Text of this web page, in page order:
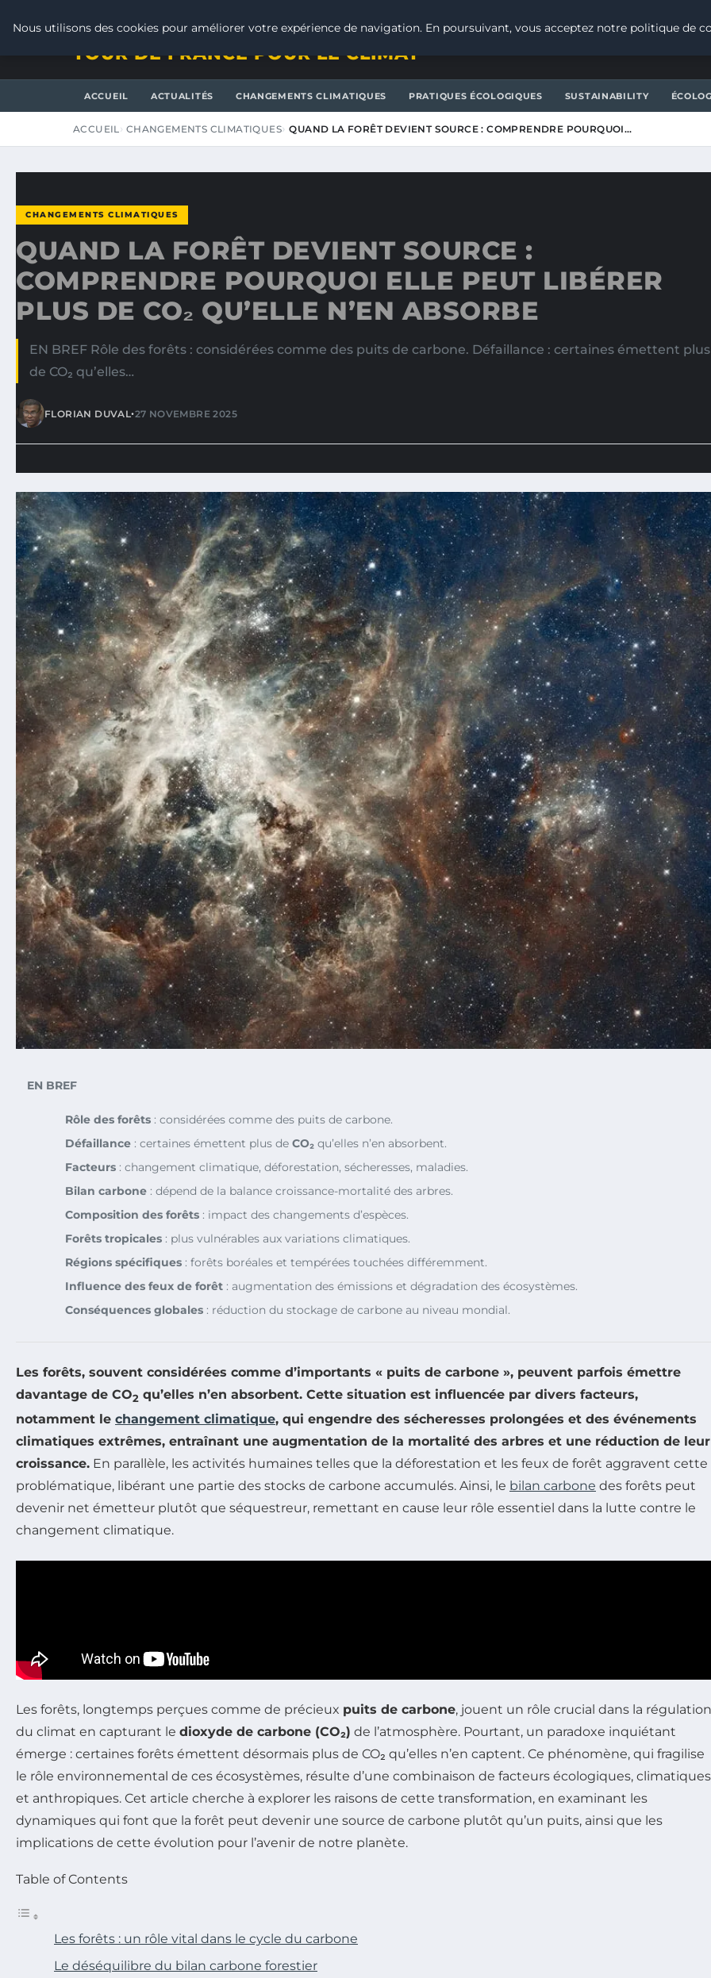
TOUR DE FRANCE POUR LE CLIMAT
ACCUEIL ACTUALITÉS CHANGEMENTS CLIMATIQUES PRATIQUES ÉCOLOGIQUES SUSTAINABILITY
ACCUEIL CHANGEMENTS CLIMATIQUES QUAND LA FORÊT DEVIENT SOURCE : COMPRENDRE POURQUOI…
CHANGEMENTS CLIMATIQUES
QUAND LA FORÊT DEVIENT SOURCE :
COMPRENDRE POURQUOI ELLE PEUT LIBÉRER
PLUS DE CO₂ QU’ELLE N’EN ABSORBE
EN BREF Rôle des forêts : considérées comme des puits de carbone. Défaillance : certaines émettent plus
de CO₂ qu’elles…
FLORIAN DUVAL•27 NOVEMBRE 2025
EN BREF
Rôle des forêts : considérées comme des puits de carbone.
Défaillance : certaines émettent plus de CO₂ qu’elles n’en absorbent.
Facteurs : changement climatique, déforestation, sécheresses, maladies.
Bilan carbone : dépend de la balance croissance-mortalité des arbres.
Composition des forêts : impact des changements d’espèces.
Forêts tropicales : plus vulnérables aux variations climatiques.
Régions spécifiques : forêts boréales et tempérées touchées différemment.
Influence des feux de forêt : augmentation des émissions et dégradation des écosystèmes.
Conséquences globales : réduction du stockage de carbone au niveau mondial.
Les forêts, souvent considérées comme d’importants « puits de carbone », peuvent parfois émettre
davantage de CO2 qu’elles n’en absorbent. Cette situation est influencée par divers facteurs,
notamment le changement climatique, qui engendre des sécheresses prolongées et des événements
climatiques extrêmes, entraînant une augmentation de la mortalité des arbres et une réduction de leur
croissance. En parallèle, les activités humaines telles que la déforestation et les feux de forêt aggravent cette
problématique, libérant une partie des stocks de carbone accumulés. Ainsi, le bilan carbone des forêts peut
devenir net émetteur plutôt que séquestreur, remettant en cause leur rôle essentiel dans la lutte contre le
changement climatique.
Les forêts, longtemps perçues comme de précieux puits de carbone, jouent un rôle crucial dans la régulation
du climat en capturant le dioxyde de carbone (CO₂) de l’atmosphère. Pourtant, un paradoxe inquiétant
émerge : certaines forêts émettent désormais plus de CO₂ qu’elles n’en captent. Ce phénomène, qui fragilise
le rôle environnemental de ces écosystèmes, résulte d’une combinaison de facteurs écologiques, climatiques
et anthropiques. Cet article cherche à explorer les raisons de cette transformation, en examinant les
dynamiques qui font que la forêt peut devenir une source de carbone plutôt qu’un puits, ainsi que les
implications de cette évolution pour l’avenir de notre planète.
Table of Contents
Les forêts : un rôle vital dans le cycle du carbone
Le déséquilibre du bilan carbone forestier
Nous utilisons des cookies pour améliorer votre expérience de navigation. En poursuivant, vous acceptez notre politique de